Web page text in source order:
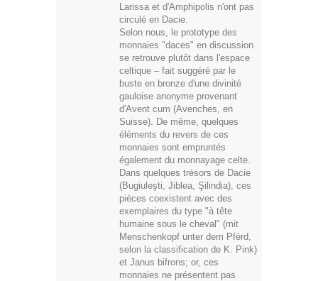
Larissa et d'Amphipolis n'ont pas
circulé en Dacie.
Selon nous, le prototype des
monnaies "daces" en discussion
se retrouve plutôt dans l'espace
celtique – fait suggéré par le
buste en bronze d'une divinité
gauloise anonyme provenant
d'Avent cum (Avenches, en
Suisse). De même, quelques
éléments du revers de ces
monnaies sont empruntés
également du monnayage celte.
Dans quelques trésors de Dacie
(Bugiuleşti, Jiblea, Şilindia), ces
pièces coexistent avec des
exemplaires du type "à tête
humaine sous le cheval" (mit
Menschenkopf unter dem Pfèrd,
selon la classification de K. Pink)
et Janus bifrons; or, ces
monnaies ne présentent pas